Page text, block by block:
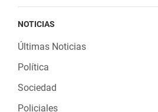
NOTICIAS
Últimas Noticias
Política
Sociedad
Policiales